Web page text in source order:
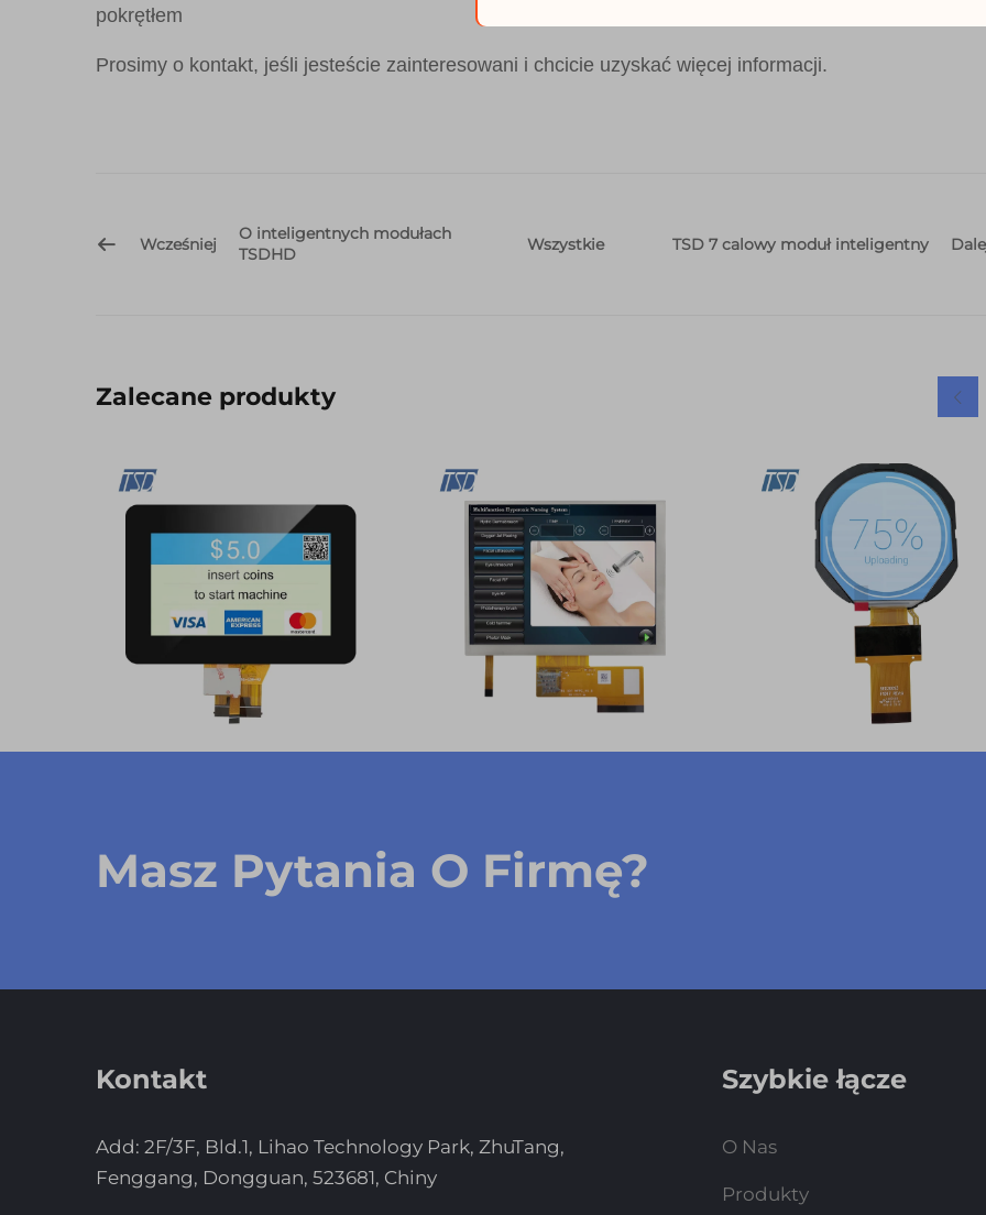
pokrętłem
Prosimy o kontakt, jeśli jesteście zainteresowani i chcicie uzyskać więcej informacji.
Wcześniej
O inteligentnych modułach
TSDHD
Wszystkie TSD 7 calowy moduł inteligentny
Zalecane produkty
Masz Pytania O Firmę?
Kontakt
Add: 2F/3F, Bld.1, Lihao Technology Park, ZhuTang,
Fenggang, Dongguan, 523681, Chiny
Szybkie łącze
O Nas
Produkty